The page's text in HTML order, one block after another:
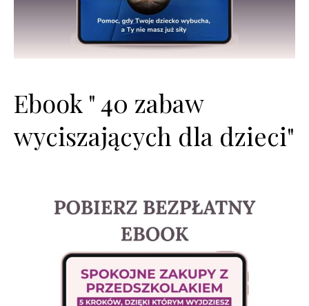
Ebook " 40 zabaw
wyciszających dla dzieci"